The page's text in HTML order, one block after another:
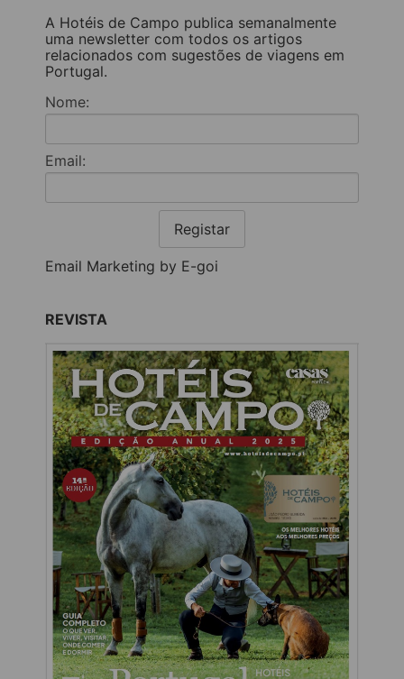
A Hotéis de Campo publica semanalmente
uma newsletter com todos os artigos
relacionados com sugestões de viagens em
Portugal.
Nome:
Email:
Registar
Email Marketing by E-goi
REVISTA